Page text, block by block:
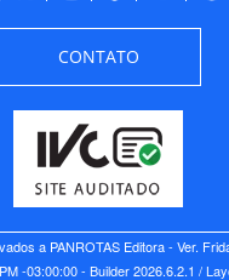
CONTATO
a PANROTAS Editora - Ver.
-03:00:00 - Builder 2026.6.2.1 /